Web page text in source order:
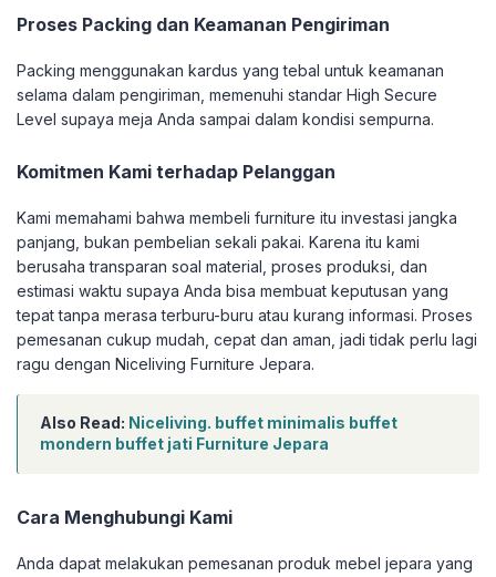
Proses Packing dan Keamanan Pengiriman
Packing menggunakan kardus yang tebal untuk keamanan
selama dalam pengiriman, memenuhi standar High Secure
Level supaya meja Anda sampai dalam kondisi sempurna.
Komitmen Kami terhadap Pelanggan
Kami memahami bahwa membeli furniture itu investasi jangka
panjang, bukan pembelian sekali pakai. Karena itu kami
berusaha transparan soal material, proses produksi, dan
estimasi waktu supaya Anda bisa membuat keputusan yang
tepat tanpa merasa terburu-buru atau kurang informasi. Proses
pemesanan cukup mudah, cepat dan aman, jadi tidak perlu lagi
ragu dengan Niceliving Furniture Jepara.
Also Read: Niceliving. buffet minimalis buffet
mondern buffet jati Furniture Jepara
Cara Menghubungi Kami
Anda dapat melakukan pemesanan produk mebel jepara yang